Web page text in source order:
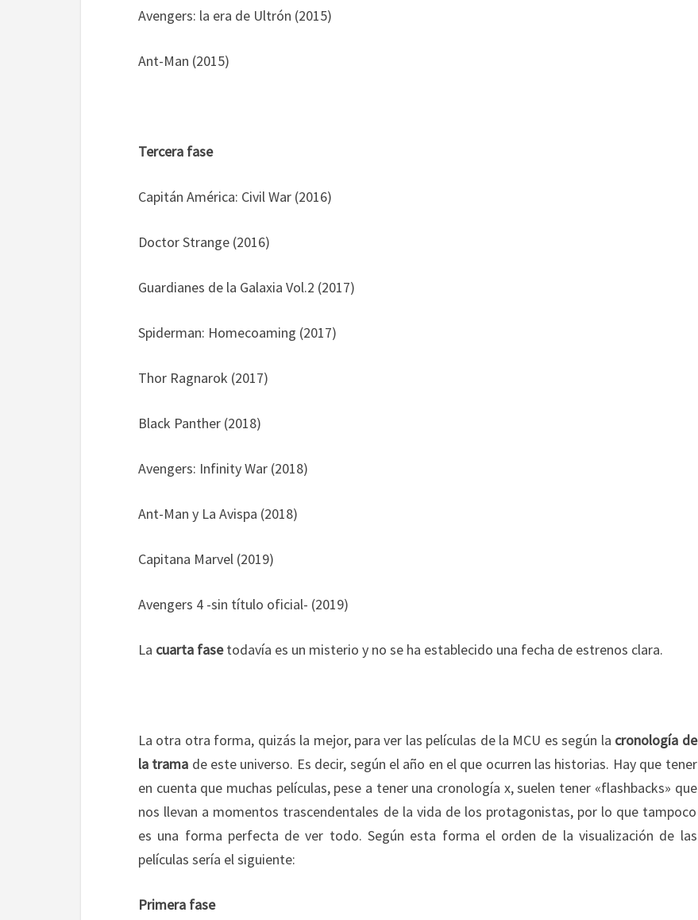
Avengers: la era de Ultrón (2015)
Ant-Man (2015)
Tercera fase
Capitán América: Civil War (2016)
Doctor Strange (2016)
Guardianes de la Galaxia Vol.2 (2017)
Spiderman: Homecoaming (2017)
Thor Ragnarok (2017)
Black Panther (2018)
Avengers: Infinity War (2018)
Ant-Man y La Avispa (2018)
Capitana Marvel (2019)
Avengers 4 -sin título oficial- (2019)
La cuarta fasetodavía es un misterio y no se ha establecido una fecha de estrenos clara.
La otra otra forma, quizás la mejor, para ver las películas de la MCU es según la cronología de
la trama de este universo. Es decir, según el año en el que ocurren las historias. Hay que tener
en cuenta que muchas películas, pese a tener una cronología x, suelen tener «flashbacks» que
nos llevan a momentos trascendentales de la vida de los protagonistas, por lo que tampoco
es una forma perfecta de ver todo. Según esta forma el orden de la visualización de las
películas sería el siguiente:
Primera fase